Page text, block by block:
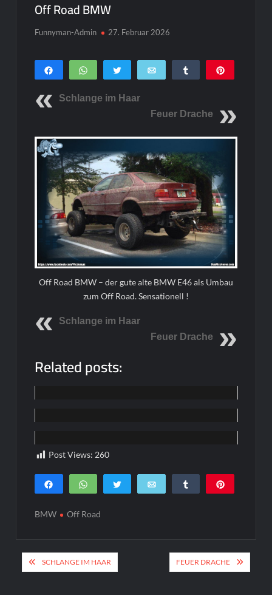
Off Road BMW
Funnyman-Admin 27. Februar 2026
Teilen WhatsApp Twittern E-Mail Teilen
SHARES
Schlange im Haar
Feuer Drache
Off Road BMW – der gute alte BMW E46 als Umbau
zum Off Road. Sensationell !
Schlange im Haar
Feuer Drache
Related posts:
Post Views: 260
Teilen WhatsApp Twittern E-Mail Teilen
SHARES
BMW Off Road
Beitragsnavigation
SCHLANGE IM HAAR FEUER DRACHE